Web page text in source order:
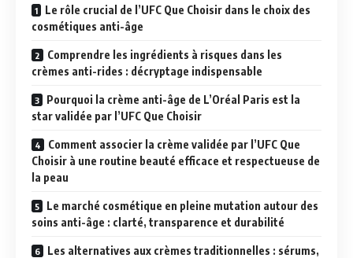
Le rôle crucial de l’UFC Que Choisir dans le choix des
cosmétiques anti-âge
Comprendre les ingrédients à risques dans les
crèmes anti-rides : décryptage indispensable
Pourquoi la crème anti-âge de L’Oréal Paris est la
star validée par l’UFC Que Choisir
Comment associer la crème validée par l’UFC Que
Choisir à une routine beauté efficace et respectueuse de
la peau
Le marché cosmétique en pleine mutation autour des
soins anti-âge : clarté, transparence et durabilité
Les alternatives aux crèmes traditionnelles : sérums,